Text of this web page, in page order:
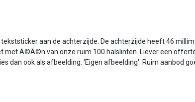
aan de achterzijde. De achterzijde heeft 46
Ã©Ã©n van onze ruim 100 halslinten. Liever een
dan ook als afbeelding: 'Eigen afbeelding'. Ruim aanbod